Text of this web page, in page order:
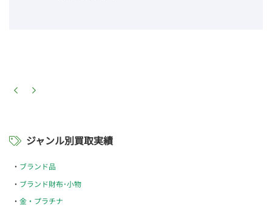
ジャンル別買取実績
ブランド品
ブランド財布･小物
金・プラチナ